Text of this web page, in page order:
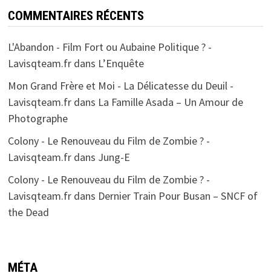
COMMENTAIRES RÉCENTS
L'Abandon - Film Fort ou Aubaine Politique ? -
Lavisqteam.frdans L’Enquête
Mon Grand Frère et Moi - La Délicatesse du Deuil -
Lavisqteam.frdans La Famille Asada – Un Amour de
Photographe
Colony - Le Renouveau du Film de Zombie ? -
Lavisqteam.frdans Jung-E
Colony - Le Renouveau du Film de Zombie ? -
Lavisqteam.frdans Dernier Train Pour Busan – SNCF of
the Dead
MÉTA